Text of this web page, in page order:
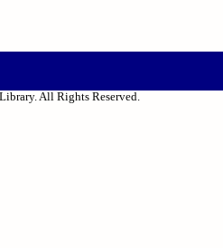
All Rights Reserved.